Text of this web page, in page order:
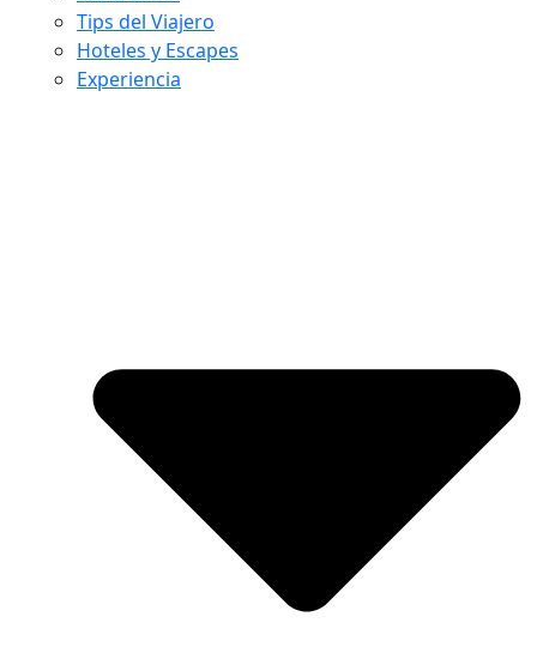
Tips del Viajero
Hoteles y Escapes
Experiencia